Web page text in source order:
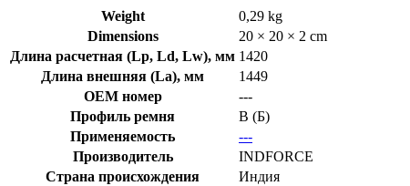
Weight
0,29 kg
Dimensions
20 × 20 × 2 cm
Длина расчетная (Lp, Ld, Lw), мм 1420
Длина внешняя (La), мм
1449
OEM номер
---
Профиль ремня
B (Б)
Применяемость
---
Производитель
INDFORCE
Страна происхождения
Индия